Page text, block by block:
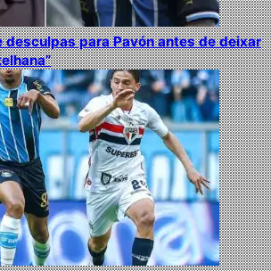
desculpas para Pavón antes de deixar